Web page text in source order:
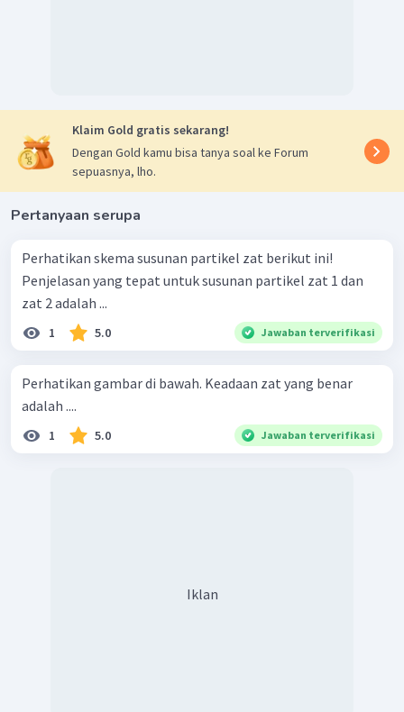
Klaim Gold gratis sekarang!
Dengan Gold kamu bisa tanya soal ke Forum
sepuasnya, lho.
Pertanyaan serupa
Perhatikan skema susunan partikel zat berikut ini!
Penjelasan yang tepat untuk susunan partikel zat 1 dan
zat 2 adalah ...
1 5.0 Jawaban terverifikasi
Perhatikan gambar di bawah. Keadaan zat yang benar
adalah ....
1 5.0 Jawaban terverifikasi
Iklan